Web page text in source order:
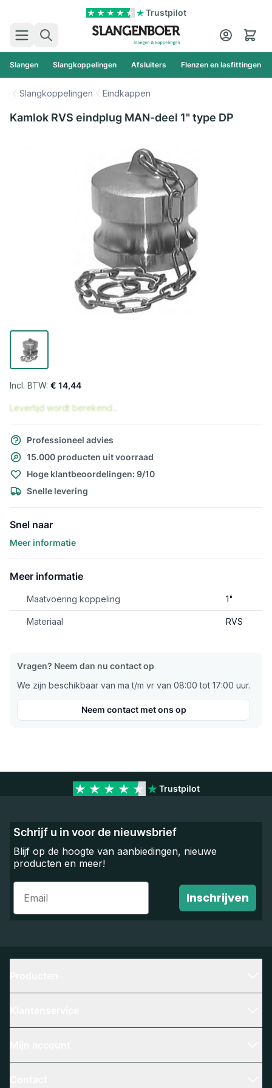
Trustpilot
Zoek
Cart
Slangen Slangkoppelingen Afsluiters Flenzen en lasfittingen
Slangkoppelingen Eindkappen
Kamlok RVS eindplug MAN-deel 1" type DP
€ 14,44
Levertijd wordt berekend...
Professioneel advies
15.000 producten uit voorraad
Hoge klantbeoordelingen: 9/10
Snelle levering
Snel naar
Meer informatie
Meer informatie
Maatvoering koppeling 1"
Materiaal RVS
Vragen? Neem dan nu contact op
We zijn beschikbaar van ma t/m vr van 08:00 tot 17:00 uur.
Neem contact met ons op
Trustpilot
Schrijf u in voor de nieuwsbrief
Blijf op de hoogte van aanbiedingen, nieuwe
producten en meer!
Email
Inschrijven